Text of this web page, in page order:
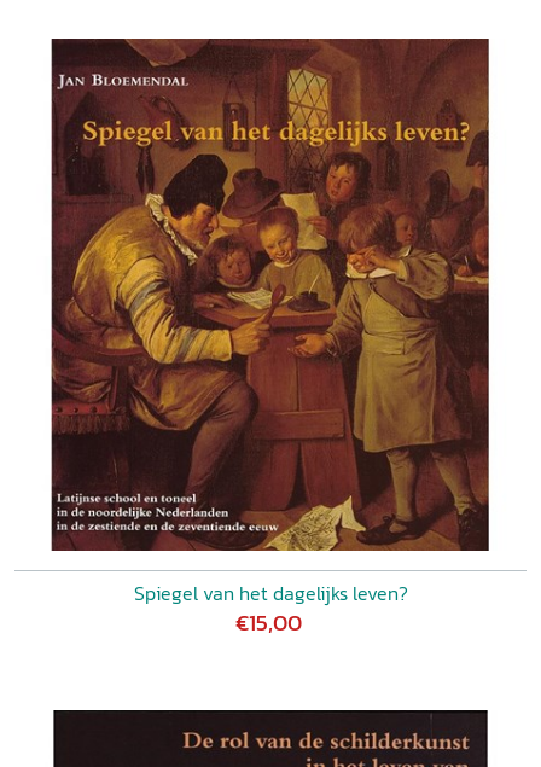
Spiegel van het dagelijks leven?
€15,00